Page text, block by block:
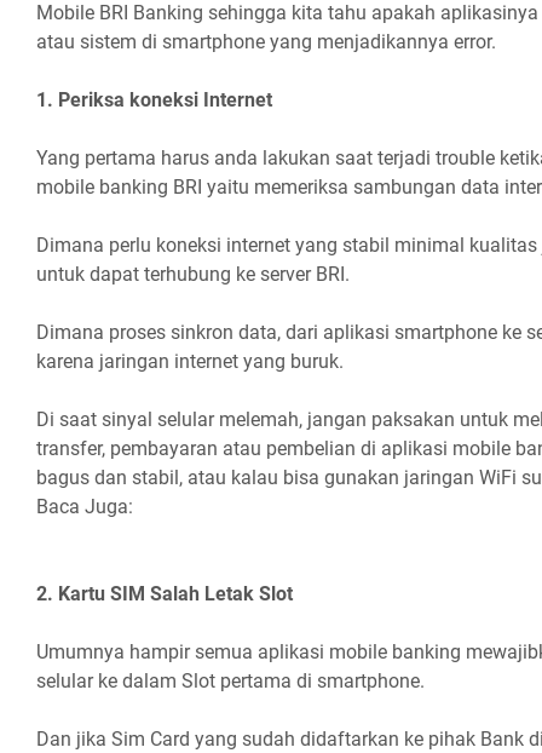
Mobile BRI Banking sehingga kita tahu apakah
atau sistem di smartphone yang menjadikannya error.
1. Periksa koneksi Internet
Yang pertama harus anda lakukan saat terjadi trouble
mobile banking BRI yaitu memeriksa sambungan data
Dimana perlu koneksi internet yang stabil minimal
untuk dapat terhubung ke server BRI.
Dimana proses sinkron data, dari aplikasi smartphone ke
karena jaringan internet yang buruk.
Di saat sinyal selular melemah, jangan paksakan untuk
transfer, pembayaran atau pembelian di aplikasi mobile
bagus dan stabil, atau kalau bisa gunakan jaringan WiFi
Baca Juga:
2. Kartu SIM Salah Letak Slot
Umumnya hampir semua aplikasi mobile banking
selular ke dalam Slot pertama di smartphone.
Dan jika Sim Card yang sudah didaftarkan ke pihak Bank